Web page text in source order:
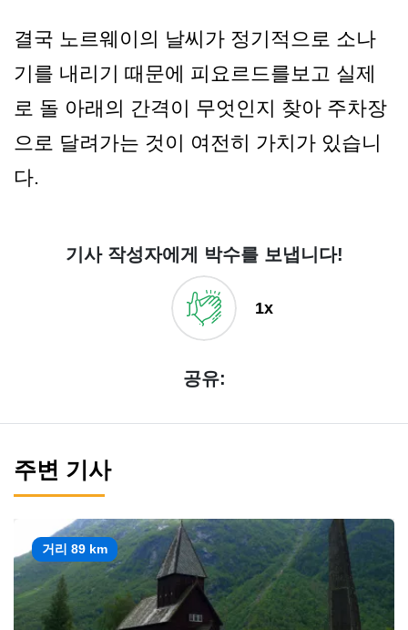
결국 노르웨이의 날씨가 정기적으로 소나
기를 내리기 때문에 피요르드를보고 실제
로 돌 아래의 간격이 무엇인지 찾아 주차장
으로 달려가는 것이 여전히 가치가 있습니
다.
기사 작성자에게 박수를 보냅니다!
1x
공유:
주변 기사
거리 89 km